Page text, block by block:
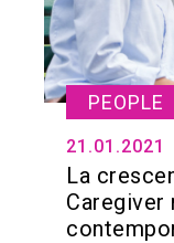
PEOPLE
21.01.2021
La
Caregiver